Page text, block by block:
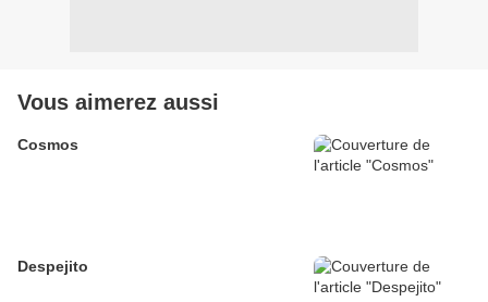
Vous aimerez aussi
Cosmos
Despejito